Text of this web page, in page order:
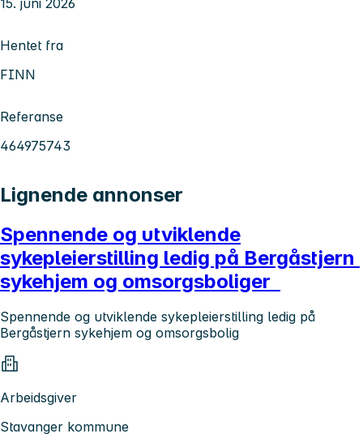
Hentet fra
FINN
Referanse
464975743
Lignende annonser
Spennende og utviklende
sykepleierstilling ledig på Bergåstjern
sykehjem og omsorgsboliger
Spennende og utviklende sykepleierstilling ledig på
Bergåstjern sykehjem og omsorgsbolig
Arbeidsgiver
Stavanger kommune